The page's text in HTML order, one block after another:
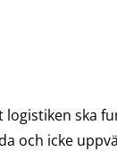
ska
och icke